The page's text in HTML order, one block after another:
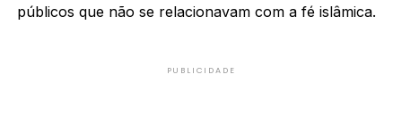
públicos que não se relacionavam com a fé islâmica.
PUBLICIDADE